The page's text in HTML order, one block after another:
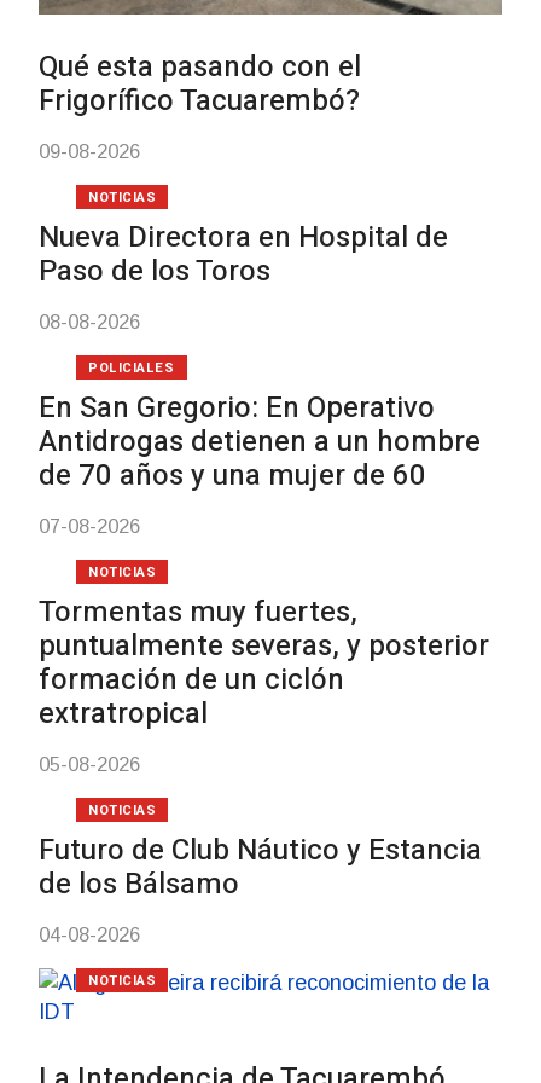
Tacuarembó
Brasil una
Villa Ansina
Facultad de Artes
con dos cursos de
Clases de Muai
Charrúa
03-08-2026
con discapacidad
mayores
03-08-2026
meningococo